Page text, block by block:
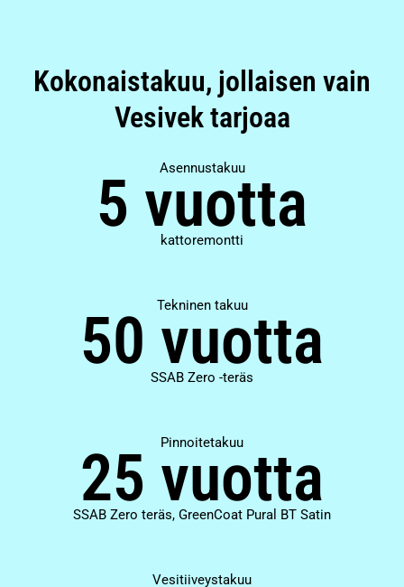
Kokonaistakuu, jollaisen vain
Vesivek tarjoaa
Asennustakuu
5 vuotta
kattoremontti
Tekninen takuu
50 vuotta
SSAB Zero -teräs
Pinnoitetakuu
25 vuotta
SSAB Zero teräs, GreenCoat Pural BT Satin
Vesitiiveystakuu